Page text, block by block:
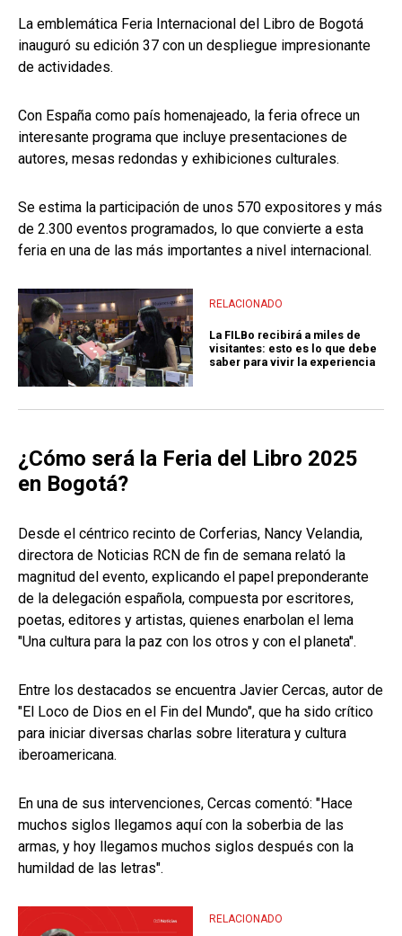
La emblemática Feria Internacional del Libro de Bogotá
inauguró su edición 37 con un despliegue impresionante
de actividades.
Con España como país homenajeado, la feria ofrece un
interesante programa que incluye presentaciones de
autores, mesas redondas y exhibiciones culturales.
Se estima la participación de unos 570 expositores y más
de 2.300 eventos programados, lo que convierte a esta
feria en una de las más importantes a nivel internacional.
RELACIONADO
La FILBo recibirá a miles de
visitantes: esto es lo que debe
saber para vivir la experiencia
¿Cómo será la Feria del Libro 2025
en Bogotá?
Desde el céntrico recinto de Corferias, Nancy Velandia,
directora de Noticias RCN de fin de semana relató la
magnitud del evento, explicando el papel preponderante
de la delegación española, compuesta por escritores,
poetas, editores y artistas, quienes enarbolan el lema
"Una cultura para la paz con los otros y con el planeta".
Entre los destacados se encuentra Javier Cercas, autor de
"El Loco de Dios en el Fin del Mundo", que ha sido crítico
para iniciar diversas charlas sobre literatura y cultura
iberoamericana.
En una de sus intervenciones, Cercas comentó: "Hace
muchos siglos llegamos aquí con la soberbia de las
armas, y hoy llegamos muchos siglos después con la
humildad de las letras".
RELACIONADO